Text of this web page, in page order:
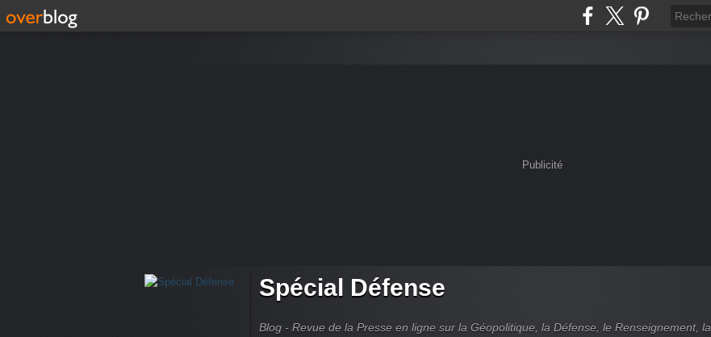
Publicité
Spécial Défense
Blog - Revue de la Presse en ligne sur la Géopolitique, la Défense, le Renseignement, la